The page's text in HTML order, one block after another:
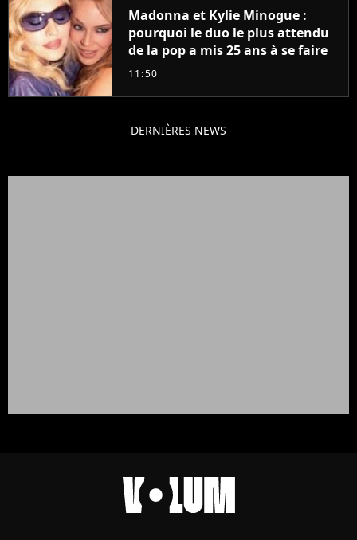
Madonna et Kylie Minogue :
pourquoi le duo le plus attendu
de la pop a mis 25 ans à se faire
11:50
DERNIÈRES NEWS